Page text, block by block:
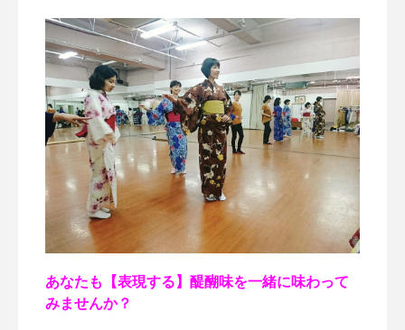
あなたも【表現する】醍醐味を一緒に味わって
みませんか？